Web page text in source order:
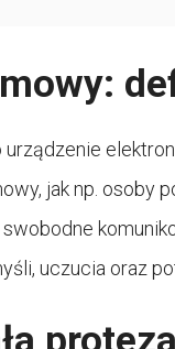
jak np. osoby
uczucia oraz